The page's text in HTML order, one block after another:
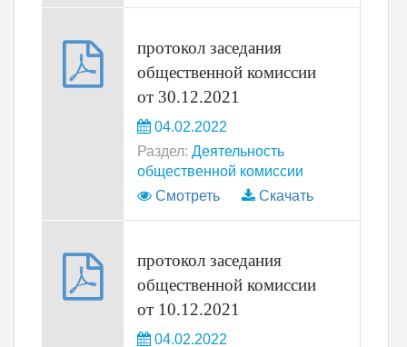
протокол заседания
общественной комиссии
от 30.12.2021
04.02.2022
Раздел: Деятельность
общественной комиссии
Смотреть
Скачать
протокол заседания
общественной комиссии
от 10.12.2021
04.02.2022